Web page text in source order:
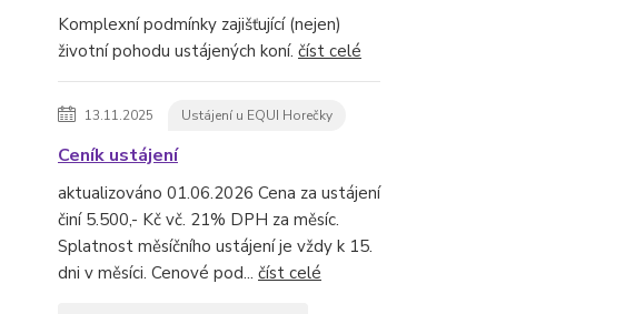
Komplexní podmínky zajišťující (nejen)
životní pohodu ustájených koní. číst celé
13.11.2025 Ustájení u EQUI Horečky
Ceník ustájení
aktualizováno 01.06.2026 Cena za ustájení
činí 5.500,- Kč vč. 21% DPH za měsíc.
Splatnost měsíčního ustájení je vždy k 15.
dni v měsíci. Cenové pod... číst celé